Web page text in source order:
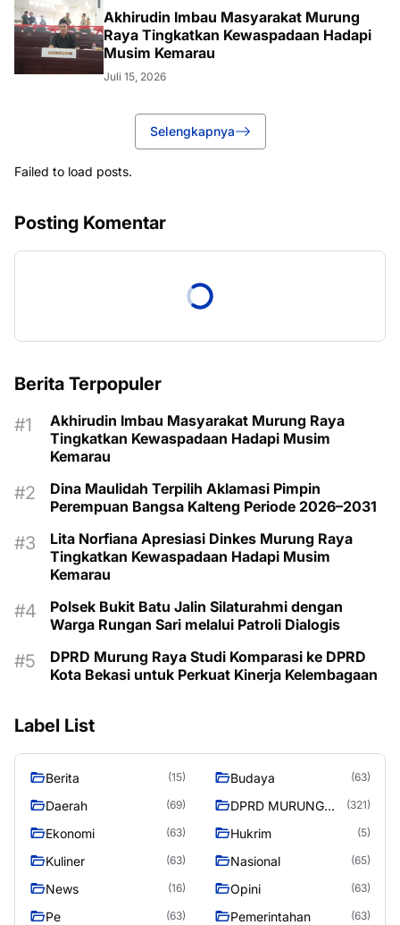
Akhirudin Imbau Masyarakat Murung
Raya Tingkatkan Kewaspadaan Hadapi
Musim Kemarau
Juli 15, 2026
Selengkapnya
Failed to load posts.
Posting Komentar
Berita Terpopuler
Akhirudin Imbau Masyarakat Murung Raya
Tingkatkan Kewaspadaan Hadapi Musim
Kemarau
Dina Maulidah Terpilih Aklamasi Pimpin
Perempuan Bangsa Kalteng Periode 2026–2031
Lita Norfiana Apresiasi Dinkes Murung Raya
Tingkatkan Kewaspadaan Hadapi Musim
Kemarau
Polsek Bukit Batu Jalin Silaturahmi dengan
Warga Rungan Sari melalui Patroli Dialogis
DPRD Murung Raya Studi Komparasi ke DPRD
Kota Bekasi untuk Perkuat Kinerja Kelembagaan
Label List
Berita (15) Budaya (63)
Daerah (69)
DPRD MURUNG
(321)
Ekonomi (63) Hukrim (5)
Kuliner (63) Nasional (65)
News (16) Opini (63)
Pe (63) Pemerintahan (63)